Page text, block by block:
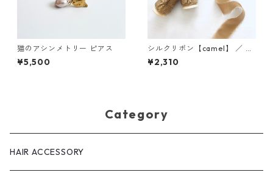
猫のアシンメトリー ピアス
¥5,500
シルクリボン【camel】 ／ 3c
m×5m 木製スプール付
¥2,310
Category
HAIR ACCESSORY